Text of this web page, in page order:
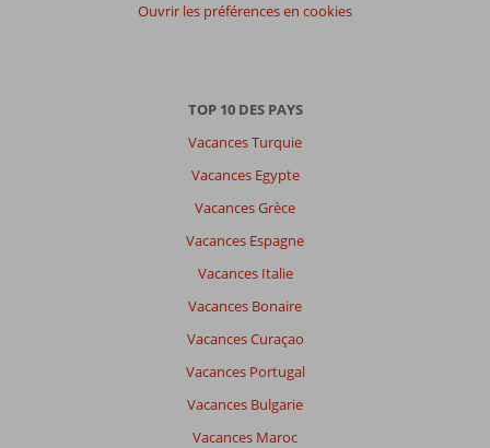
Ouvrir les préférences en cookies
TOP 10 DES PAYS
Vacances Turquie
Vacances Egypte
Vacances Grèce
Vacances Espagne
Vacances Italie
Vacances Bonaire
Vacances Curaçao
Vacances Portugal
Vacances Bulgarie
Vacances Maroc